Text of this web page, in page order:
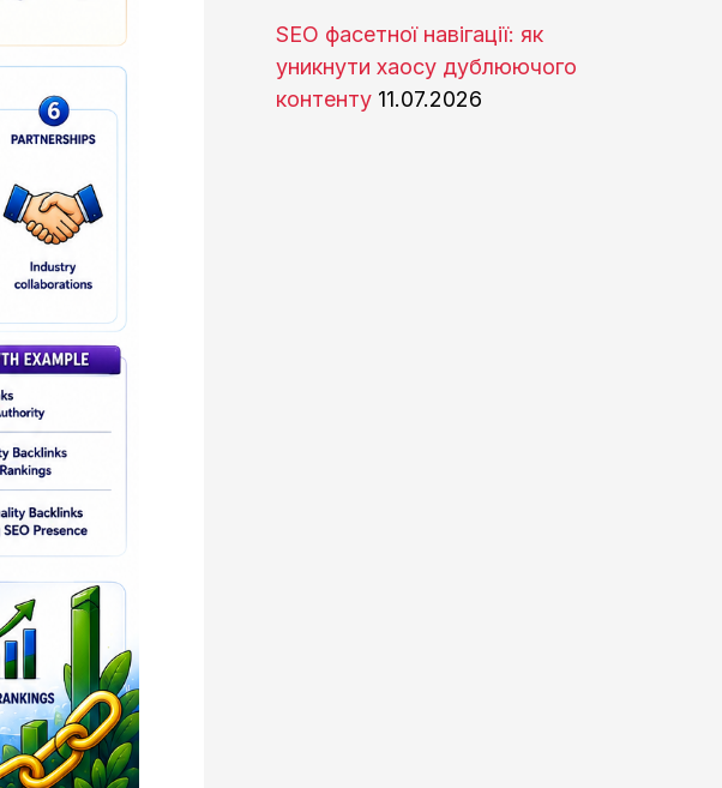
SEO фасетної навігації: як
уникнути хаосу дублюючого
контенту 11.07.2026